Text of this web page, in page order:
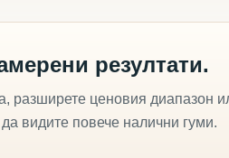
резултати.
разширете ценовия диапазон
видите повече налични гуми.